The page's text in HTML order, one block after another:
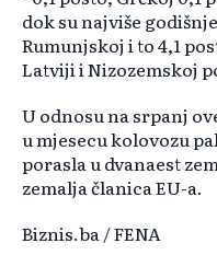
dok su najviše
Rumunjskoj i to 4,1
Latviji i Nizozemskoj
U odnosu na srpanj
u mjesecu kolovozu
porasla u dvanaest
zemalja članica EU-a.
Biznis.ba / FENA